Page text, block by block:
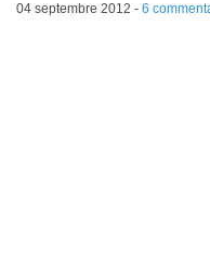
04 septembre 2012 - 6